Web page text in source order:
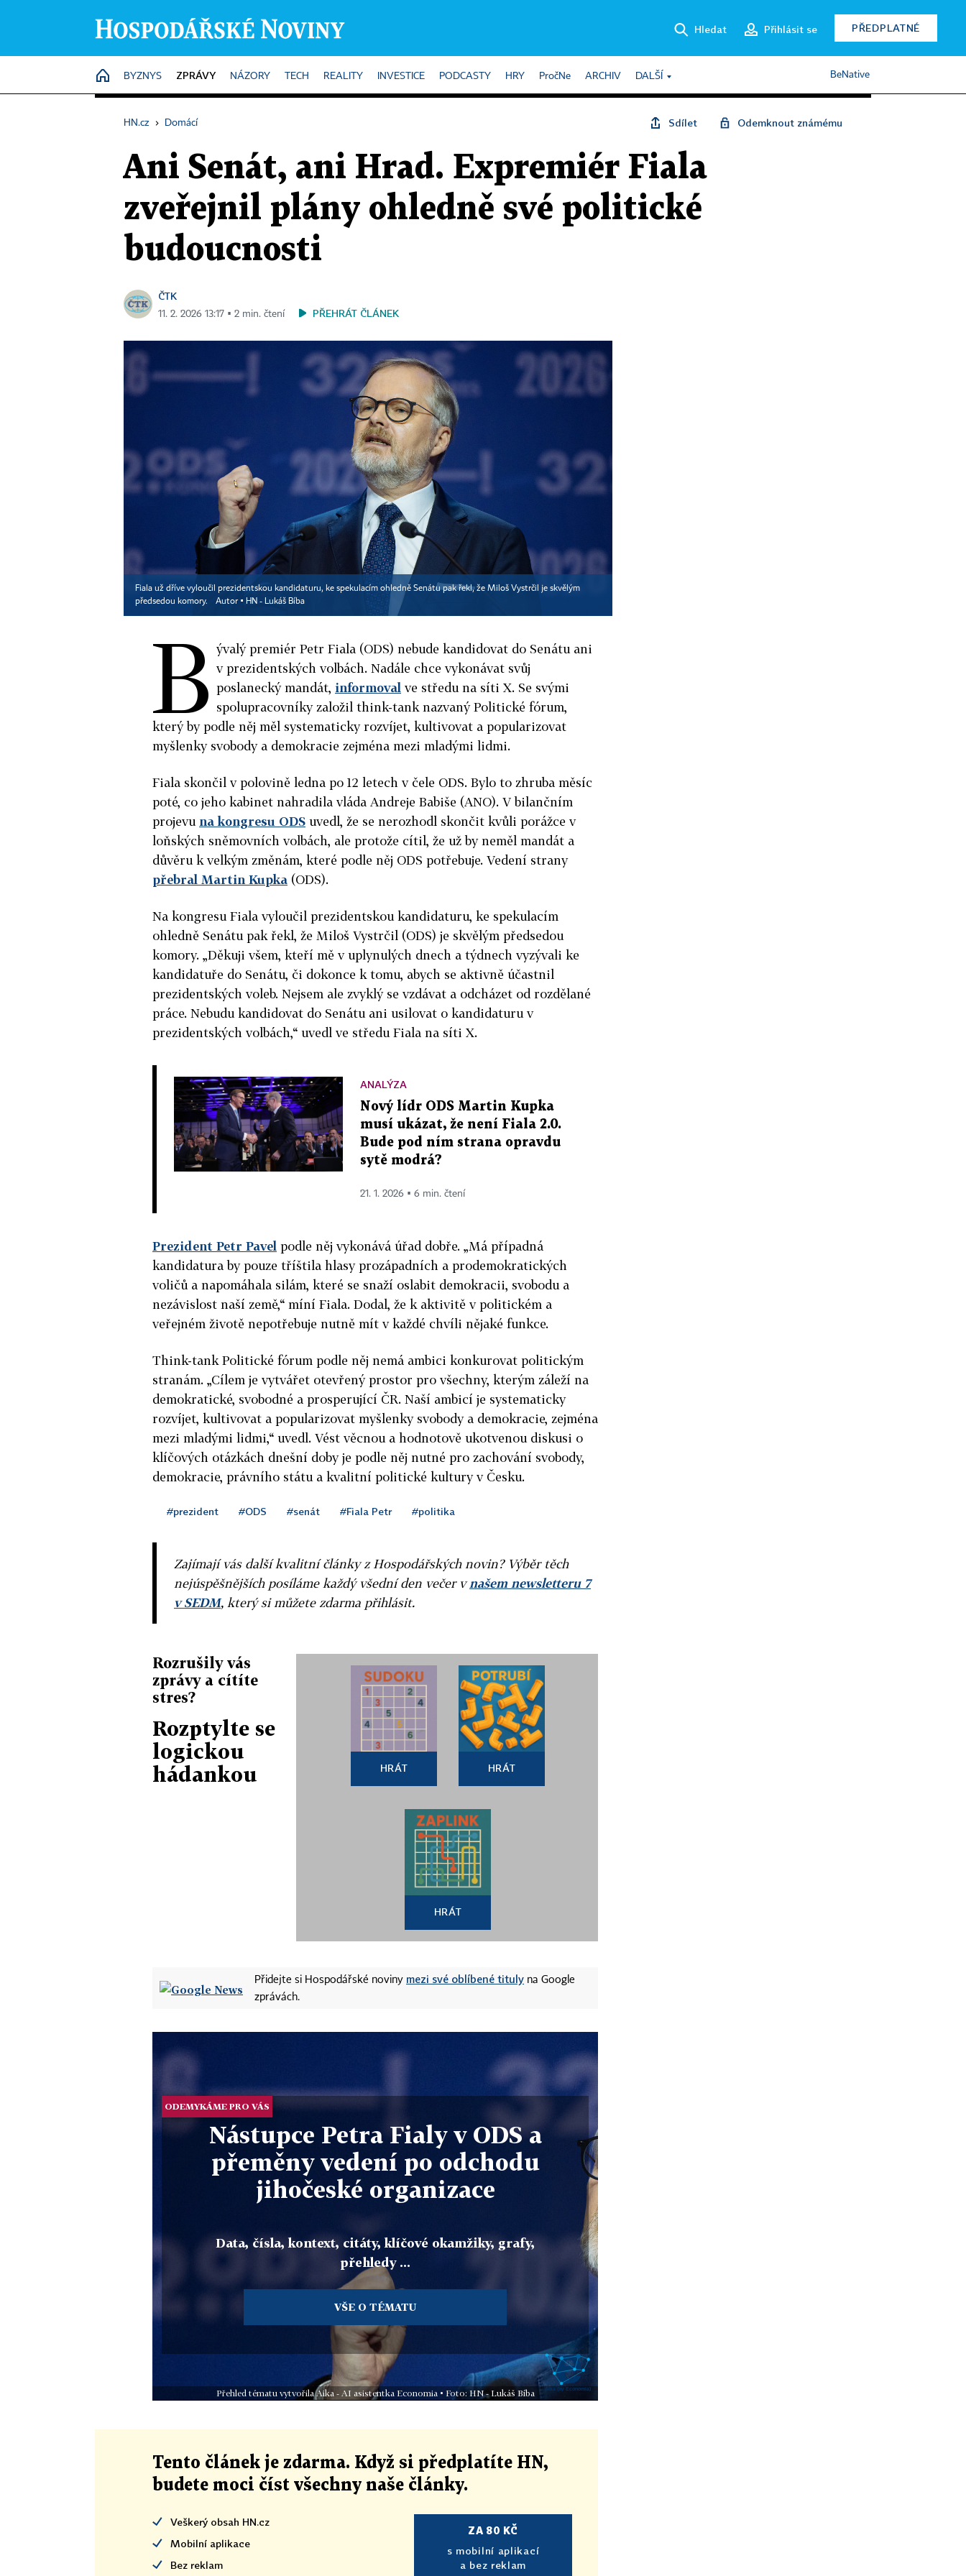
Hledat Přihlásit se PŘEDPLATNÉ
HOME
BYZNYS ZPRÁVY NÁZORY TECH REALITY INVESTICE PODCASTY HRY PročNe ARCHIV DALŠÍ BeNative
HN.cz › Domácí Sdílet Odemknout známému
Ani Senát, ani Hrad. Expremiér Fiala
zveřejnil plány ohledně své politické
budoucnosti
ČTK
11. 2. 2026 13:17 ▪ 2 min. čtení PŘEHRÁT ČLÁNEK
Fiala už dříve vyloučil prezidentskou kandidaturu, ke spekulacím ohledně Senátu pak řekl, že Miloš Vystrčil je skvělým
předsedou komory.
Autor ▪ HN - Lukáš Bíba
B ývalý premiér Petr Fiala (ODS) nebude kandidovat do Senátu ani
v prezidentských volbách. Nadále chce vykonávat svůj
poslanecký mandát, informoval ve středu na síti X. Se svými
spolupracovníky založil think-tank nazvaný Politické fórum,
který by podle něj měl systematicky rozvíjet, kultivovat a popularizovat
myšlenky svobody a demokracie zejména mezi mladými lidmi.
Fiala skončil v polovině ledna po 12 letech v čele ODS. Bylo to zhruba měsíc
poté, co jeho kabinet nahradila vláda Andreje Babiše (ANO). V bilančním
projevu na kongresu ODS uvedl, že se nerozhodl skončit kvůli porážce v
loňských sněmovních volbách, ale protože cítil, že už by neměl mandát a
důvěru k velkým změnám, které podle něj ODS potřebuje. Vedení strany
přebral Martin Kupka (ODS).
Na kongresu Fiala vyloučil prezidentskou kandidaturu, ke spekulacím
ohledně Senátu pak řekl, že Miloš Vystrčil (ODS) je skvělým předsedou
komory. „Děkuji všem, kteří mě v uplynulých dnech a týdnech vyzývali ke
kandidatuře do Senátu, či dokonce k tomu, abych se aktivně účastnil
prezidentských voleb. Nejsem ale zvyklý se vzdávat a odcházet od rozdělané
práce. Nebudu kandidovat do Senátu ani usilovat o kandidaturu v
prezidentských volbách,“ uvedl ve středu Fiala na síti X.
ANALÝZA
Nový lídr ODS Martin Kupka
musí ukázat, že není Fiala 2.0.
Bude pod ním strana opravdu
sytě modrá?
21. 1. 2026 ▪ 6 min. čtení
Prezident Petr Pavel podle něj vykonává úřad dobře. „Má případná
kandidatura by pouze tříštila hlasy prozápadních a prodemokratických
voličů a napomáhala silám, které se snaží oslabit demokracii, svobodu a
nezávislost naší země,“ míní Fiala. Dodal, že k aktivitě v politickém a
veřejném životě nepotřebuje nutně mít v každé chvíli nějaké funkce.
Think-tank Politické fórum podle něj nemá ambici konkurovat politickým
stranám. „Cílem je vytvářet otevřený prostor pro všechny, kterým záleží na
demokratické, svobodné a prosperující ČR. Naší ambicí je systematicky
rozvíjet, kultivovat a popularizovat myšlenky svobody a demokracie, zejména
mezi mladými lidmi,“ uvedl. Vést věcnou a hodnotově ukotvenou diskusi o
klíčových otázkách dnešní doby je podle něj nutné pro zachování svobody,
demokracie, právního státu a kvalitní politické kultury v Česku.
#prezident #ODS #senát #Fiala Petr #politika
Zajímají vás další kvalitní články z Hospodářských novin? Výběr těch
nejúspěšnějších posíláme každý všední den večer vnašem newsletteru 7
v SEDM, který si můžete zdarma přihlásit.
Rozrušily vás
zprávy a cítíte
stres?
Rozptylte se
logickou
hádankou
HRÁT HRÁT
HRÁT
Přidejte si Hospodářské noviny mezi své oblíbené tituly na Google
zprávách.
ODEMYKÁME PRO VÁS
Nástupce Petra Fialy v ODS a
přeměny vedení po odchodu
jihočeské organizace
Data, čísla, kontext, citáty, klíčové okamžiky, grafy,
přehledy ...
VŠE O TÉMATU
Přehled tématu vytvořila Aika - AI asistentka Economia • Foto: HN - Lukáš Bíba
Tento článek je zdarma. Když si předplatíte HN,
budete moci číst všechny naše články.
Veškerý obsah HN.cz
Mobilní aplikace
Bez reklam
ZA 80 KČ
s mobilní aplikací
a bez reklam